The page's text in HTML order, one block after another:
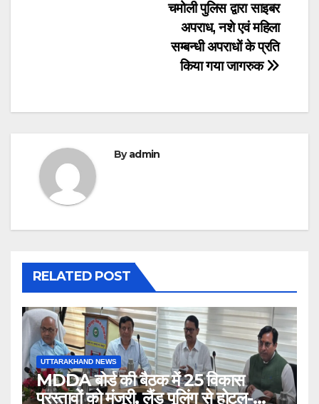
चमोली पुलिस द्वारा साइबर
अपराध, नशे एवं महिला
सम्बन्धी अपराधों के प्रति
किया गया जागरुक
Byadmin
RELATED POST
UTTARAKHAND NEWS
MDDA बोर्ड की बैठक में 25 विकास
प्रस्तावों को मंजूरी, लैंड पूलिंग से होटल-